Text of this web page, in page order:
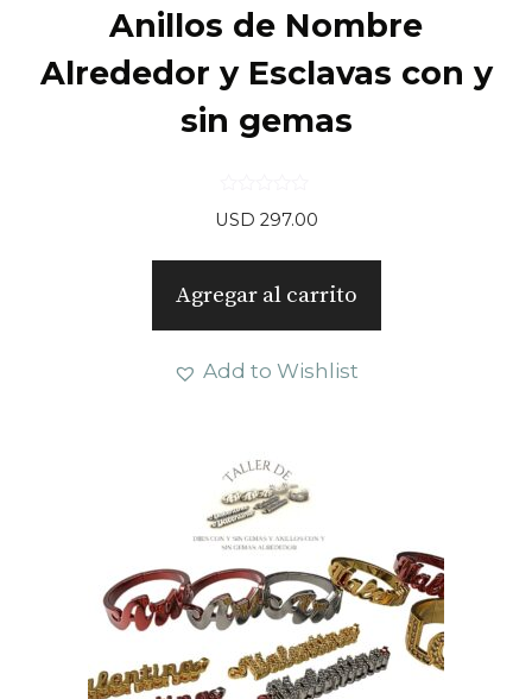
Anillos de Nombre
Alrededor y Esclavas con y
sin gemas
d
5
USD 297.00
Agregar al carrito
Add to Wishlist